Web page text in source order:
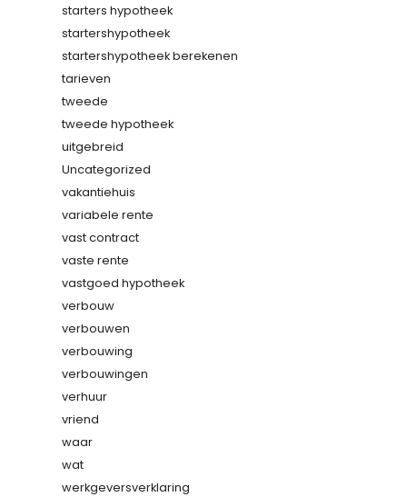
starters hypotheek
startershypotheek
startershypotheek berekenen
tarieven
tweede
tweede hypotheek
uitgebreid
Uncategorized
vakantiehuis
variabele rente
vast contract
vaste rente
vastgoed hypotheek
verbouw
verbouwen
verbouwing
verbouwingen
verhuur
vriend
waar
wat
werkgeversverklaring